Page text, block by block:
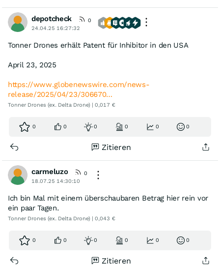
depotcheck
0
24.04.25 16:27:32
Tonner Drones erhält Patent für Inhibitor in den USA
April 23, 2025
https://www.globenewswire.com/news-
release/2025/04/23/306670…
Tonner Drones (ex. Delta Drone) | 0,017 €
0 0 0 0 0 0
Zitieren
carmeluzo
0
18.07.25 14:30:10
Ich bin Mal mit einem überschaubaren Betrag hier rein vor
ein paar Tagen.
Tonner Drones (ex. Delta Drone) | 0,043 €
0 0 0 0 0 0
Zitieren